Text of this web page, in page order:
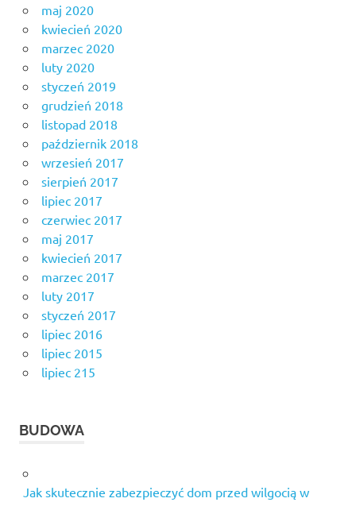
maj 2020
kwiecień 2020
marzec 2020
luty 2020
styczeń 2019
grudzień 2018
listopad 2018
październik 2018
wrzesień 2017
sierpień 2017
lipiec 2017
czerwiec 2017
maj 2017
kwiecień 2017
marzec 2017
luty 2017
styczeń 2017
lipiec 2016
lipiec 2015
lipiec 215
BUDOWA
Jak skutecznie zabezpieczyć dom przed wilgocią w